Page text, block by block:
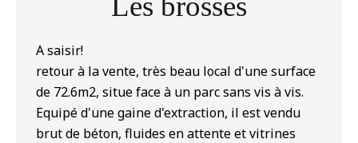
A saisir!
retour à la vente, très beau local d'une surface
de 72.6m2, situe face à un parc sans vis à vis.
Equipé d'une gaine d'extraction, il est vendu
brut de béton, fluides en attente et vitrines